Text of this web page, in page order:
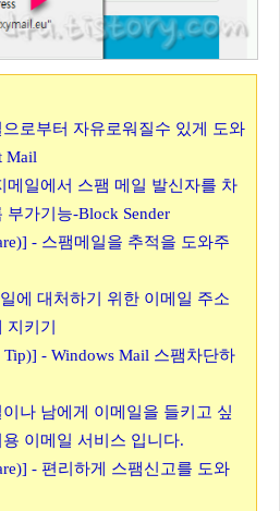
로부터 자유로워질수 있게 도와
Mail
메일에서 스팸 메일 발신자를 차
가기능-Block Sender
- 스팸메일을 추적을 도와주
에 대처하기 위한 이메일 주소
키기
- Windows Mail 스팸차단하
나 남에게 이메일을 들키고 싶
이메일 서비스 입니다.
- 편리하게 스팸신고를 도와